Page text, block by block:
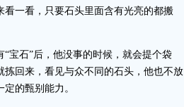
一看，只要石头里面含有光亮的都搬
石”后，他没事的时候，就会提个袋
回来，看见与众不同的石头，他也不放
的甄别能力。